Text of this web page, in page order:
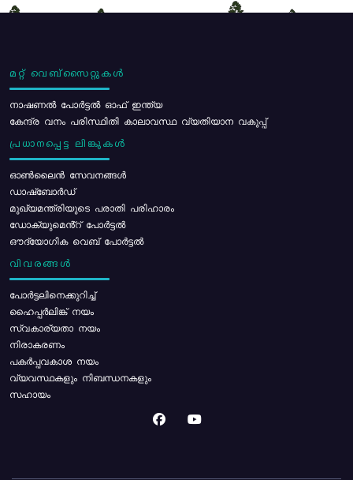
മറ്റ് വെബ്സൈറ്റുകൾ
നാഷണൽ പോർട്ടൽ ഓഫ് ഇന്ത്യ
കേന്ദ്ര വനം പരിസ്ഥിതി കാലാവസ്ഥ വ്യതിയാന വകുപ്പ്
പ്രധാനപ്പെട്ട ലിങ്കുകൾ
ഓൺലൈൻ സേവനങ്ങൾ
ഡാഷ്ബോർഡ്
മുഖ്യമന്ത്രിയുടെ പരാതി പരിഹാരം
ഡോക്യുമെൻ്റ് പോർട്ടൽ
ഔദ്യോഗിക വെബ് പോർട്ടൽ
വിവരങ്ങൾ
പോര്‍ട്ടലിനെക്കുറിച്ച്
ഹൈപ്പർലിങ്ക് നയം
സ്വകാര്യതാ നയം
നിരാകരണം
പകർപ്പവകാശ നയം
വ്യവസ്ഥകളും നിബന്ധനകളും
സഹായം